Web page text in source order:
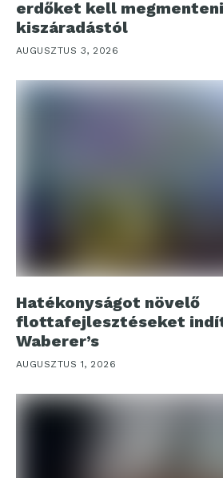
erdőket kell
kiszáradástól
AUGUSZTUS 3, 2026
Hatékonyságot növelő
flottafejlesztéseket
Waberer’s
AUGUSZTUS 1, 2026